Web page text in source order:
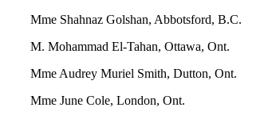
Mme Shahnaz Golshan, Abbotsford, B.C.
M. Mohammad El-Tahan, Ottawa, Ont.
Mme Audrey Muriel Smith, Dutton, Ont.
Mme June Cole, London, Ont.